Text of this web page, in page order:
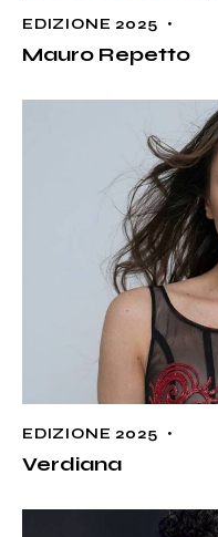
EDIZIONE 2025
Mauro Repetto
EDIZIONE 2025
Verdiana